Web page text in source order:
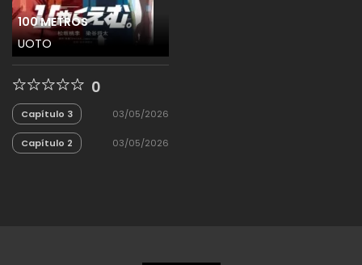
100 METROS
UOTO
0
Capítulo 3 03/05/2026
Capítulo 2 03/05/2026